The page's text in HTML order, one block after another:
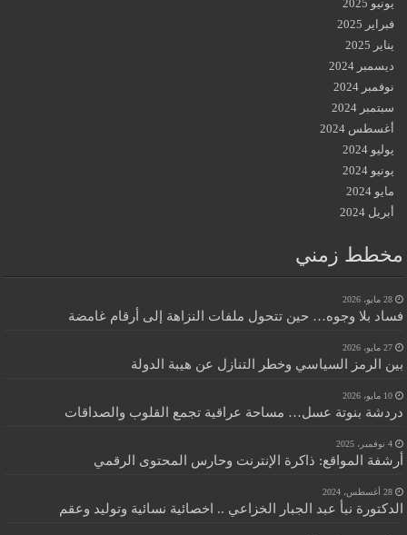
يونيو 2025
فبراير 2025
يناير 2025
ديسمبر 2024
نوفمبر 2024
سبتمبر 2024
أغسطس 2024
يوليو 2024
يونيو 2024
مايو 2024
أبريل 2024
مخطط زمني
28 مايو، 2026
فساد بلا وجوه… حين تتحول ملفات النزاهة إلى أرقام غامضة
27 مايو، 2026
بين الرمز السياسي وخطر التنازل عن هيبة الدولة
10 مايو، 2026
دردشة بنوتة عسل… مساحة عراقية تجمع القلوب والصداقات
4 نوفمبر، 2025
أرشفة المواقع: ذاكرة الإنترنت وحارس المحتوى الرقمي
28 أغسطس، 2024
الدكتورة نبأ عبد الجبار الخزاعي .. اخصائية نسائية وتوليد وعقم